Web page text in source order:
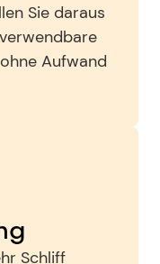
Sie daraus
Aufwand
Schliff